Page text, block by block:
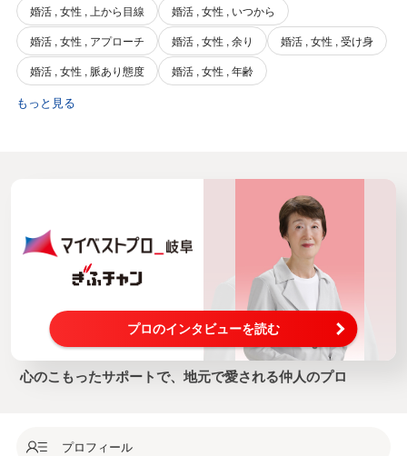
婚活 , 女性 , 上から目線
婚活 , 女性 , いつから
婚活 , 女性 , アプローチ
婚活 , 女性 , 余り
婚活 , 女性 , 受け身
婚活 , 女性 , 脈あり態度
婚活 , 女性 , 年齢
もっと見る
プロのインタビューを読む
心のこもったサポートで、地元で愛される仲人のプロ
プロフィール